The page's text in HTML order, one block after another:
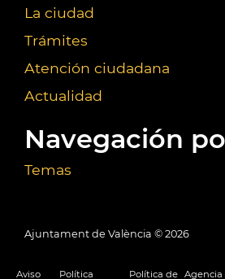
La ciudad
Trámites
Atención ciudadana
Actualidad
Navegación
Temas
Ajuntament de València © 2026
Aviso Política Política de